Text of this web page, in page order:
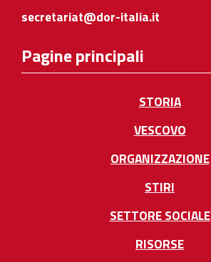
secretariat@dor-italia.it
Pagine principali
STORIA
VESCOVO
ORGANIZZAZIONE
STIRI
SETTORE SOCIALE
RISORSE